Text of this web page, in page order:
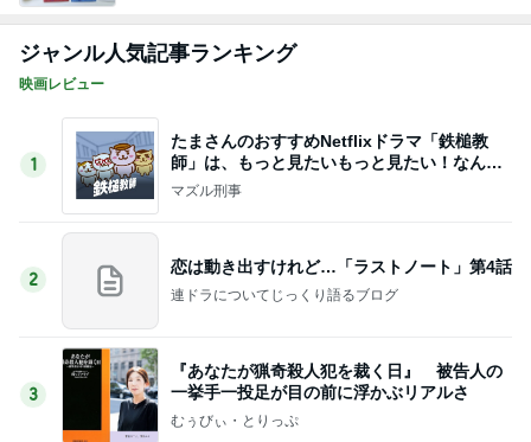
ジャンル人気記事ランキング
映画レビュー
1
たまさんのおすすめNetflixドラマ「鉄槌教
師」は、もっと見たいもっと見たい！なんで1
0話完？
マズル刑事
2
恋は動き出すけれど…「ラストノート」第4話
連ドラについてじっくり語るブログ
3
『あなたが猟奇殺人犯を裁く日』 被告人の
一挙手一投足が目の前に浮かぶリアルさ
むぅびぃ・とりっぷ